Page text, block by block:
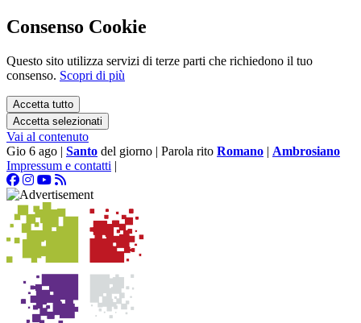
Consenso Cookie
Questo sito utilizza servizi di terze parti che richiedono il tuo
consenso. Scopri di più
Accetta tutto
Accetta selezionati
Vai al contenuto
Gio 6 ago | Santo del giorno | Parola rito Romano | Ambrosiano
Impressum e contatti |